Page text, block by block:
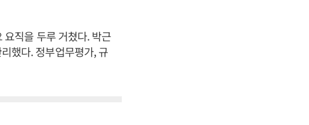
직을 두루 거쳤다. 박근
했다. 정부업무평가, 규